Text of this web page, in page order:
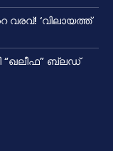
വരവ്! ‘വിലായത്ത്
“ഖലീഫ” ബ്ലഡ്